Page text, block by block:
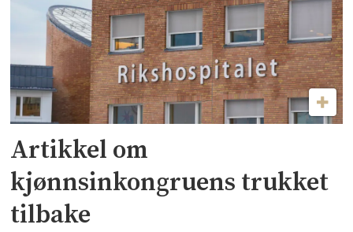
Artikkel om
kjønnsinkongruens trukket
tilbake